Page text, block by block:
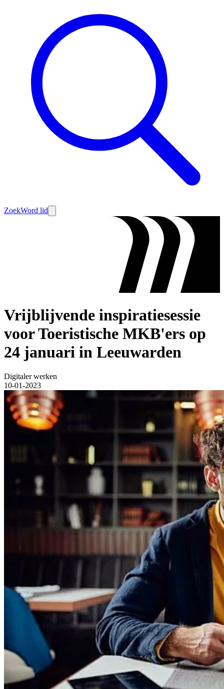
ZoekWord lid
Vrijblijvende inspiratiesessie
voor Toeristische MKB'ers op
24 januari in Leeuwarden
Digitaler werken
10-01-2023